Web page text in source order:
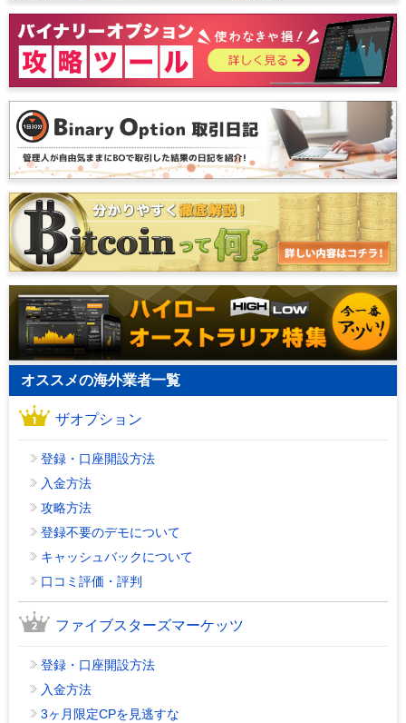
オススメの海外業者一覧
ザオプション
登録・口座開設方法
入金方法
攻略方法
登録不要のデモについて
キャッシュバックについて
口コミ評価・評判
ファイブスターズマーケッツ
登録・口座開設方法
入金方法
3ヶ月限定CPを見逃すな